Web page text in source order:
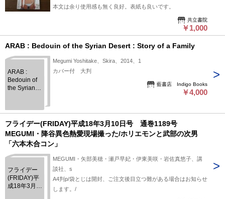
本文は余り使用感も無く良好。表紙も良いです。
共立書院
￥1,000
ARAB : Bedouin of the Syrian Desert : Story of a Family
ARAB :
Bedouin of
the Syrian
Family
Megumi Yoshitake、Skira、2014、1
カバー付 大判
藍書店 Indigo Books
￥4,000
フライデー(FRIDAY)平成18年3月10日号 通巻1189号
MEGUMI・降谷異色熱愛現場撮った/ホリエモンと武部の次男
「六本木合コン」
フライデー
(FRIDAY)平
成18年3月
MEGUMI・矢部美穂・瀬戸早妃・伊東美咲・岩佐真悠子、講
談社、s
A4判p/袋とじは開封、ご注文後目立つ難がある場合はお知らせ
します。/